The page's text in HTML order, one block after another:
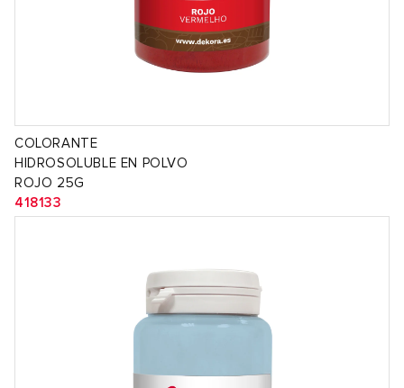
COLORANTE
HIDROSOLUBLE EN POLVO
ROJO 25G
418133